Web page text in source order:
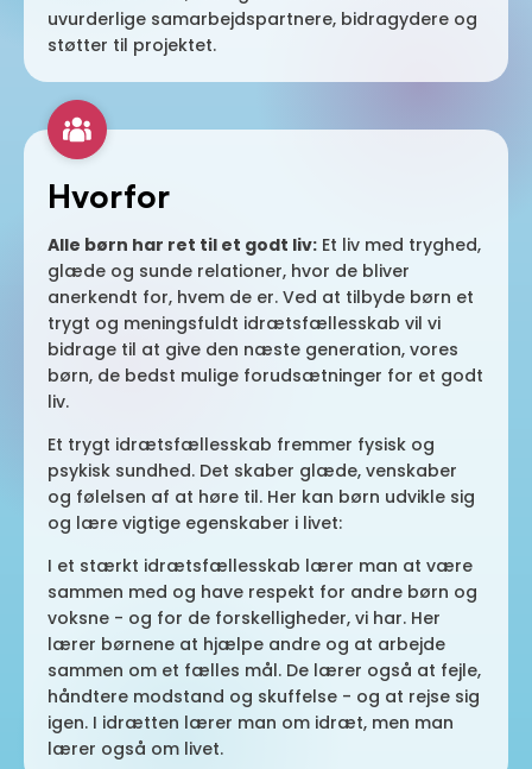
uvurderlige samarbejdspartnere, bidragydere og
støtter til projektet.
Hvorfor
Alle børn har ret til et godt liv: Et liv med tryghed,
glæde og sunde relationer, hvor de bliver
anerkendt for, hvem de er. Ved at tilbyde børn et
trygt og meningsfuldt idrætsfællesskab vil vi
bidrage til at give den næste generation, vores
børn, de bedst mulige forudsætninger for et godt
liv.
Et trygt idrætsfællesskab fremmer fysisk og
psykisk sundhed. Det skaber glæde, venskaber
og følelsen af at høre til. Her kan børn udvikle sig
og lære vigtige egenskaber i livet:
I et stærkt idrætsfællesskab lærer man at være
sammen med og have respekt for andre børn og
voksne - og for de forskelligheder, vi har. Her
lærer børnene at hjælpe andre og at arbejde
sammen om et fælles mål. De lærer også at fejle,
håndtere modstand og skuffelse - og at rejse sig
igen. I idrætten lærer man om idræt, men man
lærer også om livet.